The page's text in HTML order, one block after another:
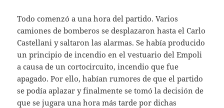
Todo comenzó a una hora del partido. Varios
camiones de bomberos se desplazaron hasta el Carlo
Castellani y saltaron las alarmas. Se había producido
un principio de incendio en el vestuario del Empoli
a causa de un cortocircuito, incendio que fue
apagado. Por ello, habían rumores de que el partido
se podía aplazar y finalmente se tomó la decisión de
que se jugara una hora más tarde por dichas